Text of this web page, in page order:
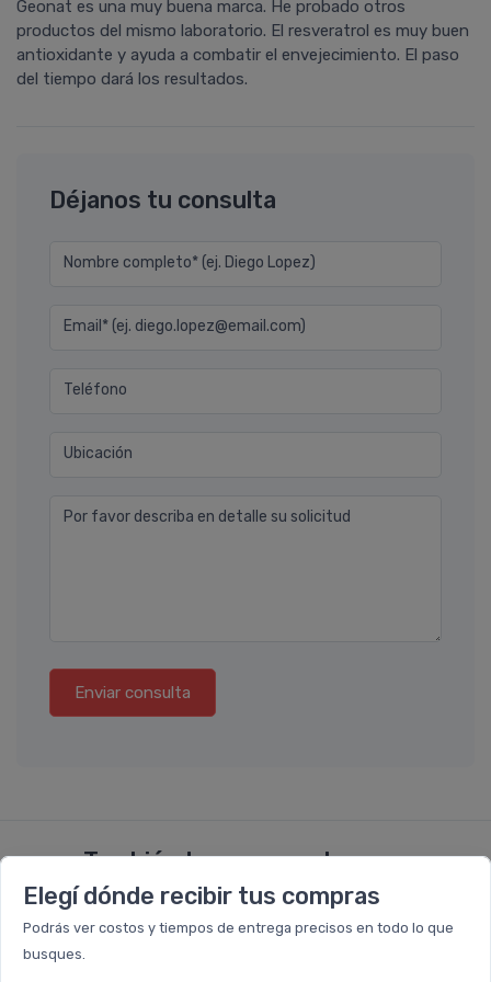
Elegí dónde recibir tus compras
Podrás ver costos y tiempos de entrega precisos en todo lo que
busques.
Geonat es una muy buena marca. He probado otros
productos del mismo laboratorio. El resveratrol es muy buen
antioxidante y ayuda a combatir el envejecimiento. El paso
del tiempo dará los resultados.
Déjanos tu consulta
Nombre completo* (ej. Diego Lopez)
Email* (ej. diego.lopez@email.com)
Teléfono
Ubicación
Por favor describa en detalle su solicitud
Enviar consulta
También te recomendamos...
30%OFF
PACK x6u.
31%OFF